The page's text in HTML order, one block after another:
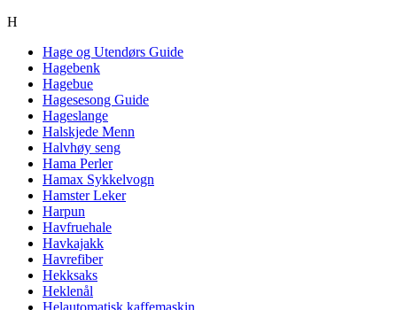
H
Hage og Utendørs Guide
Hagebenk
Hagebue
Hagesesong Guide
Hageslange
Halskjede Menn
Halvhøy seng
Hama Perler
Hamax Sykkelvogn
Hamster Leker
Harpun
Havfruehale
Havkajakk
Havrefiber
Hekksaks
Heklenål
Helautomatisk kaffemaskin